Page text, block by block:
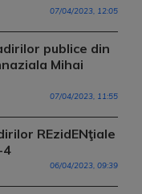
07/04/2023, 12:05
publice din
Mihai
07/04/2023, 11:55
REzidENţiale
4
06/04/2023, 09:39